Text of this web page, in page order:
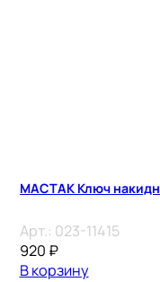
МАСТАК Ключ
Арт.: 023-11415
920 ₽
В корзину